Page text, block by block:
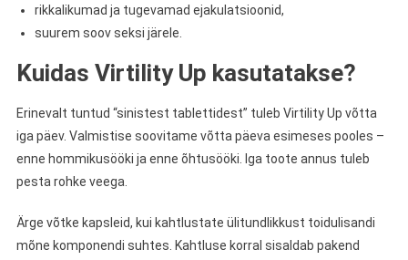
rikkalikumad ja tugevamad ejakulatsioonid,
suurem soov seksi järele.
Kuidas Virtility Up kasutatakse?
Erinevalt tuntud “sinistest tablettidest” tuleb Virtility Up võtta
iga päev. Valmistise soovitame võtta päeva esimeses pooles –
enne hommikusööki ja enne õhtusööki. Iga toote annus tuleb
pesta rohke veega.
Ärge võtke kapsleid, kui kahtlustate ülitundlikkust toidulisandi
mõne komponendi suhtes. Kahtluse korral sisaldab pakend